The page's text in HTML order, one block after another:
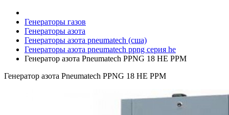
Генераторы газов
Генераторы азота
Генераторы азота pneumatech (сша)
Генераторы азота pneumatech ppng серия he
Генератор азота Pneumatech PPNG 18 HE PPM
Генератор азота Pneumatech PPNG 18 HE PPM